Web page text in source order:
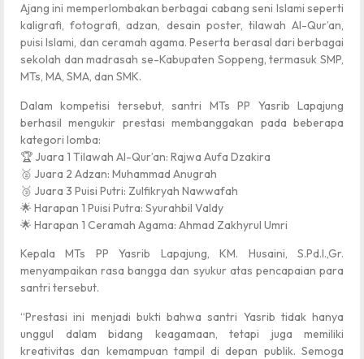
Ajang ini memperlombakan berbagai cabang seni Islami seperti
kaligrafi, fotografi, adzan, desain poster, tilawah Al-Qur’an,
puisi Islami, dan ceramah agama. Peserta berasal dari berbagai
sekolah dan madrasah se-Kabupaten Soppeng, termasuk SMP,
MTs, MA, SMA, dan SMK.
Dalam kompetisi tersebut, santri MTs PP Yasrib Lapajung
berhasil mengukir prestasi membanggakan pada beberapa
kategori lomba:
🏆 Juara 1 Tilawah Al-Qur’an: Rajwa Aufa Dzakira
🥈 Juara 2 Adzan: Muhammad Anugrah
🥉 Juara 3 Puisi Putri: Zulfikryah Nawwafah
🌟 Harapan 1 Puisi Putra: Syurahbil Valdy
🌟 Harapan 1 Ceramah Agama: Ahmad Zakhyrul Umri
Kepala MTs PP Yasrib Lapajung, KM. Husaini, S.Pd.I.,Gr.
menyampaikan rasa bangga dan syukur atas pencapaian para
santri tersebut.
“Prestasi ini menjadi bukti bahwa santri Yasrib tidak hanya
unggul dalam bidang keagamaan, tetapi juga memiliki
kreativitas dan kemampuan tampil di depan publik. Semoga